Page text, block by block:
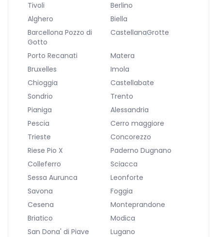
Tivoli
Berlino
Alghero
Biella
Barcellona Pozzo di
Gotto
CastellanaGrotte
Porto Recanati
Matera
Bruxelles
Imola
Chioggia
Castellabate
Sondrio
Trento
Pianiga
Alessandria
Pescia
Cerro maggiore
Trieste
Concorezzo
Riese Pio X
Paderno Dugnano
Colleferro
Sciacca
Sessa Aurunca
Leonforte
Savona
Foggia
Cesena
Monteprandone
Briatico
Modica
San Dona' di Piave
Lugano